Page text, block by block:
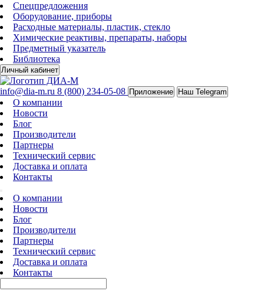
Спецпредложения
Оборудование, приборы
Расходные материалы, пластик, стекло
Химические реактивы, препараты, наборы
Предметный указатель
Библиотека
Личный кабинет
info@dia-m.ru 8 (800) 234-05-08 Приложение Наш Telegram
О компании
Новости
Блог
Производители
Партнеры
Технический сервис
Доставка и оплата
Контакты
О компании
Новости
Блог
Производители
Партнеры
Технический сервис
Доставка и оплата
Контакты